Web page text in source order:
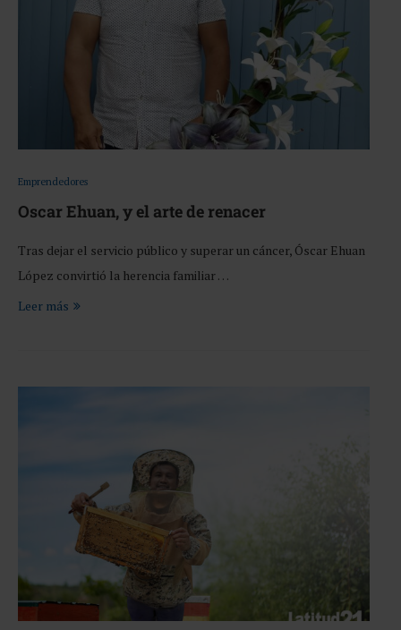
Emprendedores
Oscar Ehuan, y el arte de renacer
Tras dejar el servicio público y superar un cáncer, Óscar Ehuan
López convirtió la herencia familiar …
Leer más